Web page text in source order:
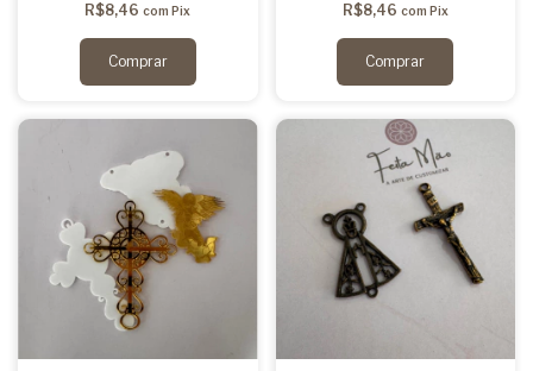
R$8,46com Pix R$8,46 com Pix